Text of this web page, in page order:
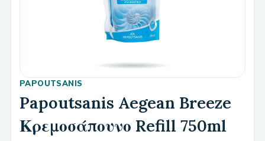
PAPOUTSANIS
Papoutsanis Aegean Breeze
Κρεμοσάπουνο Refill 750ml